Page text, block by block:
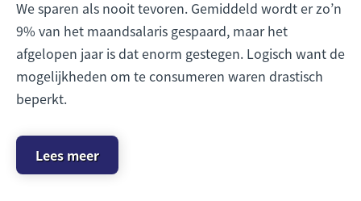
We sparen als nooit tevoren. Gemiddeld wordt er zo’n
9% van het maandsalaris gespaard, maar het
afgelopen jaar is dat enorm gestegen. Logisch want de
mogelijkheden om te consumeren waren drastisch
beperkt.
Lees meer